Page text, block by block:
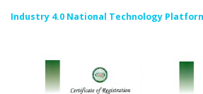
Industry 4.0 National Technology